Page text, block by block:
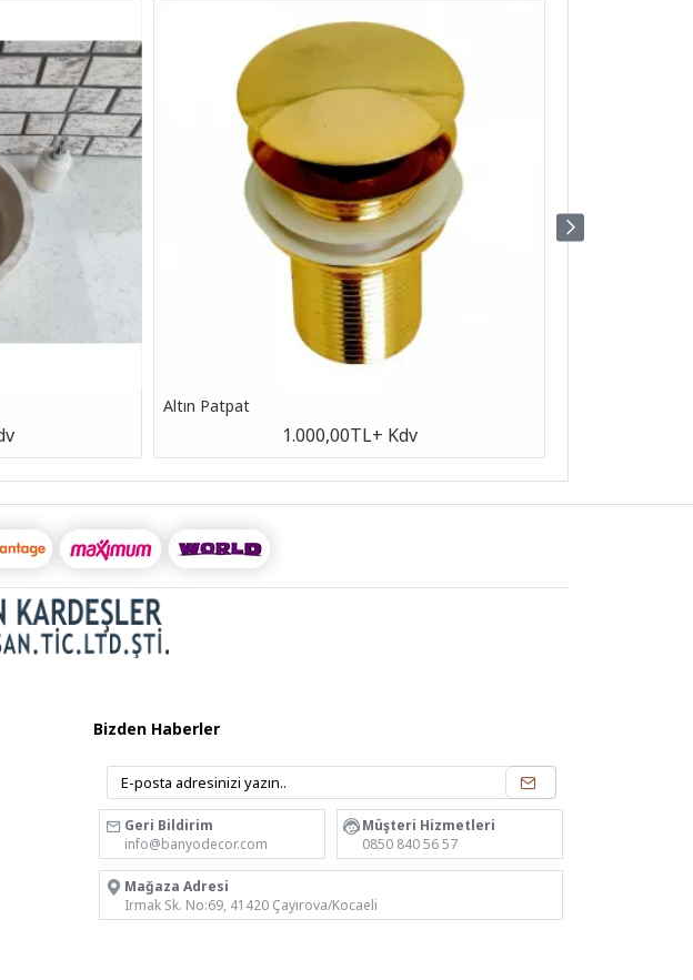
Altın Patpat
1.000,00TL+ Kdv
Bizden Haberler
Geri Bildirim
info@banyodecor.com
Müşteri Hizmetleri
0850 840 56 57
Mağaza Adresi
Irmak Sk. No:69, 41420 Çayırova/Kocaeli